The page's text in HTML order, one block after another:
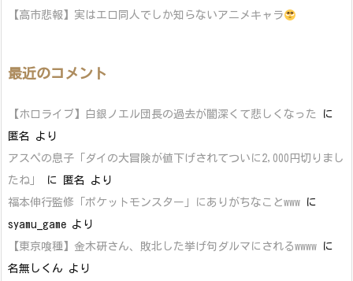
【高市悲報】実はエロ同人でしか知らないアニメキャラ
最近のコメント
【ホロライブ】白銀ノエル団長の過去が闇深くて悲しくなった
に
匿名
より
アスペの息子「ダイの大冒険が値下げされてついに2,000円切りまし
たね」
に 匿名
より
福本伸行監修「ポケットモンスター」にありがちなことwww に
syamu_game より
【東京喰種】金木研さん、敗北した挙げ句ダルマにされるwwww に
名無しくん より